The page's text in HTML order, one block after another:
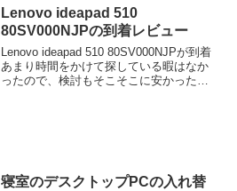
っていますが...
Lenovo ideapad 510
80SV000NJPの到着レビュー
Lenovo ideapad 510 80SV000NJPが到着
あまり時間をかけて探している暇はなか
ったので、検討もそこそこに安かった
寝室のデスクトップPCの入れ替